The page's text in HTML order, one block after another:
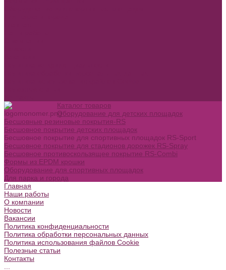
Каталог товаров
Оборудование для детских площадок
Бесшовные резиновые покрытия-RS
Бесшовное покрытие детских площадок
Бесшовное покрытие для спортивных площадок RS-Sport
Бесшовное покрытие для стадионов дорожек RS-Spray
Бесшовное противоскользящее покрытие RS-Combi
Формы из EPDM крошки
Оборудование для спортивных площадок
Для парка и города
Главная
Наши работы
О компании
Новости
Вакансии
Политика конфиденциальности
Политика обработки персональных данных
Политика использования файлов Cookie
Полезные статьи
Контакты